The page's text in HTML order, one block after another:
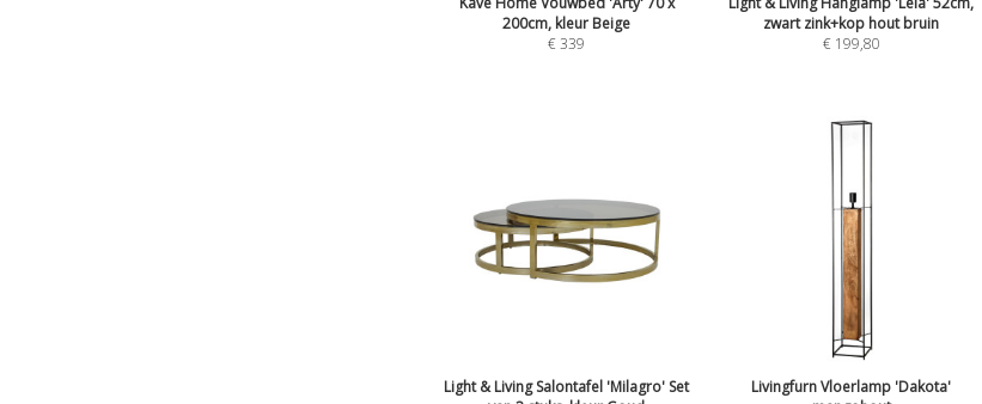
200cm, kleur Beige
€339
zwart zink+kop hout bruin
€ 199,80
Light & Living Salontafel 'Milagro' Set
Livingfurn Vloerlamp 'Dakota'